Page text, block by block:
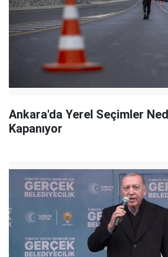
Ankara'da Yerel Seçimler
Kapanıyor